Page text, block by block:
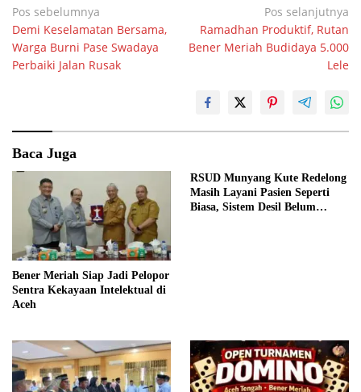
Navigasi
pos
Pos sebelumnya
Demi Keselamatan Bersama,
Warga Burni Pase Swadaya
Perbaiki Jalan Rusak
Pos selanjutnya
Ramadhan Produktif, Rutan
Bener Meriah Budidaya 5.000
Lele
Baca Juga
Bener Meriah Siap Jadi Pelopor
Sentra Kekayaan Intelektual di
Aceh
RSUD Munyang Kute Redelong
Masih Layani Pasien Seperti
Biasa, Sistem Desil Belum